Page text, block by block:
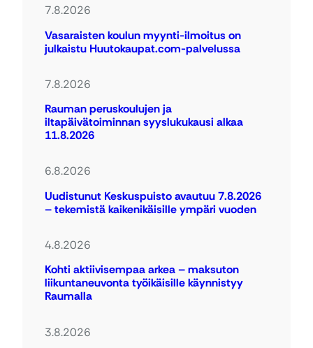
7.8.2026
Vasaraisten koulun myynti-ilmoitus on
julkaistu Huutokaupat.com-palvelussa
7.8.2026
Rauman peruskoulujen ja
iltapäivätoiminnan syyslukukausi alkaa
11.8.2026
6.8.2026
Uudistunut Keskuspuisto avautuu 7.8.2026
– tekemistä kaikenikäisille ympäri vuoden
4.8.2026
Kohti aktiivisempaa arkea – maksuton
liikuntaneuvonta työikäisille käynnistyy
Raumalla
3.8.2026